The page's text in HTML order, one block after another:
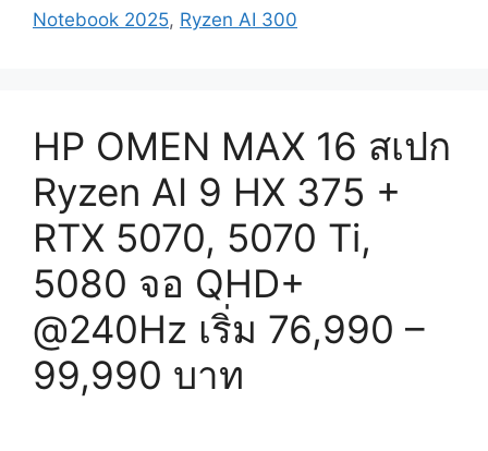
Notebook 2025, Ryzen AI 300
HP OMEN MAX 16 สเปก
Ryzen AI 9 HX 375 +
RTX 5070, 5070 Ti,
5080 จอ QHD+
@240Hz เริ่ม 76,990 –
99,990 บาท